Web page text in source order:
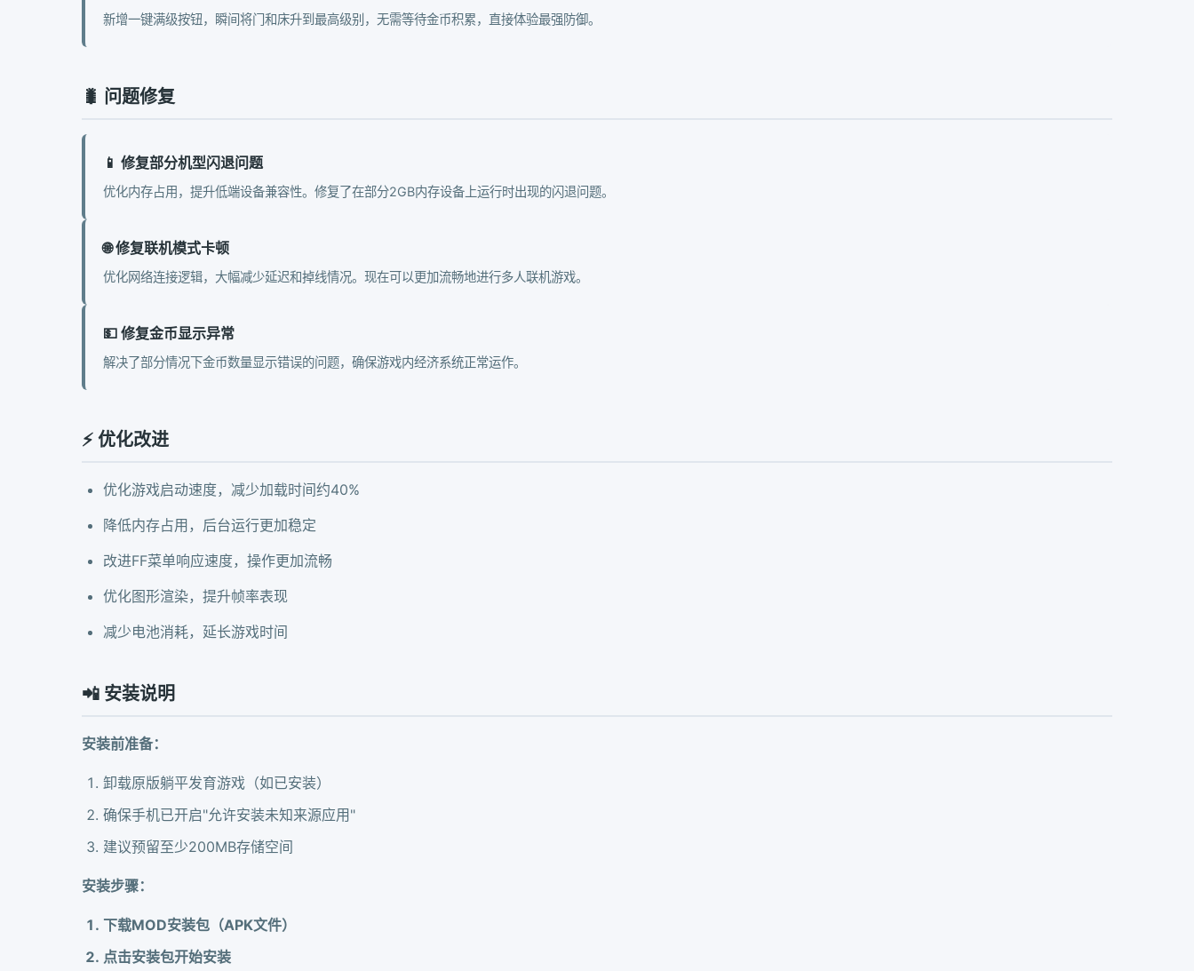
新增一键满级按钮，瞬间将门和床升到最高级别，无需等待金币积累，直接体验最强防御。
🐛 问题修复
📱 修复部分机型闪退问题
优化内存占用，提升低端设备兼容性。修复了在部分2GB内存设备上运行时出现的闪退问题。
🌐 修复联机模式卡顿
优化网络连接逻辑，大幅减少延迟和掉线情况。现在可以更加流畅地进行多人联机游戏。
💵 修复金币显示异常
解决了部分情况下金币数量显示错误的问题，确保游戏内经济系统正常运作。
⚡ 优化改进
优化游戏启动速度，减少加载时间约40%
降低内存占用，后台运行更加稳定
改进FF菜单响应速度，操作更加流畅
优化图形渲染，提升帧率表现
减少电池消耗，延长游戏时间
📲 安装说明
安装前准备：
卸载原版躺平发育游戏（如已安装）
确保手机已开启"允许安装未知来源应用"
建议预留至少200MB存储空间
安装步骤：
下载MOD安装包（APK文件）
点击安装包开始安装